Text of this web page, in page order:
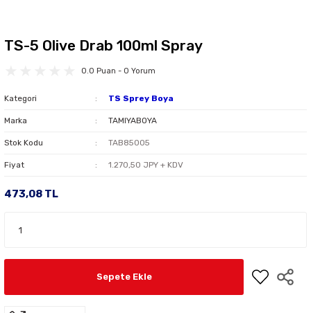
TS-5 Olive Drab 100ml Spray
0.0 Puan - 0 Yorum
Kategori TS Sprey Boya
Marka TAMIYABOYA
Stok Kodu TAB85005
Fiyat 1.270,50 JPY + KDV
473,08 TL
Sepete Ekle